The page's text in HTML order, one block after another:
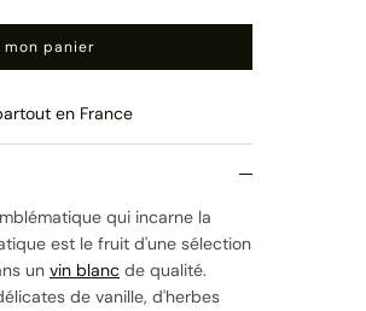
panier
en France
qui incarne la
est le fruit d'une sélection
un vin blanc de qualité.
de vanille, d'herbes